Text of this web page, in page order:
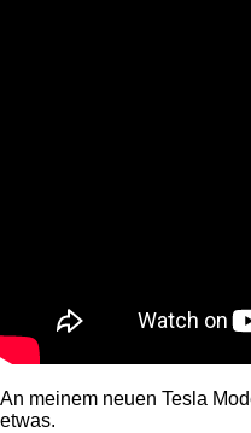
An meinem neuen Tesla
etwas.